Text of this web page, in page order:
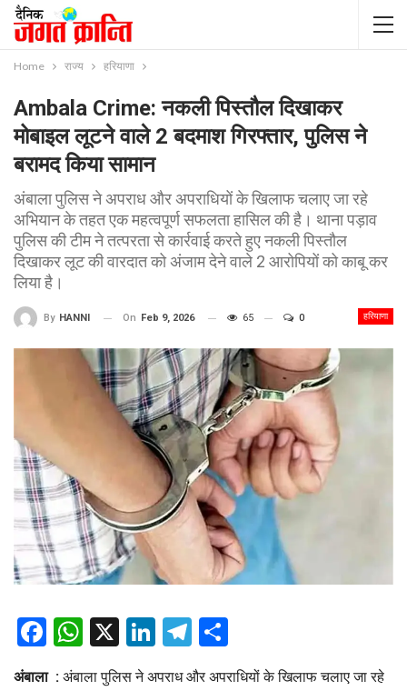
Home राज्य हरियाणा
Ambala Crime: नकली पिस्तौल दिखाकर
मोबाइल लूटने वाले 2 बदमाश गिरफ्तार, पुलिस ने
बरामद किया सामान
अंबाला पुलिस ने अपराध और अपराधियों के खिलाफ चलाए जा रहे
अभियान के तहत एक महत्वपूर्ण सफलता हासिल की है। थाना पड़ाव
पुलिस की टीम ने तत्परता से कार्रवाई करते हुए नकली पिस्तौल
दिखाकर लूट की वारदात को अंजाम देने वाले 2 आरोपियों को काबू कर
लिया है।
हरियाणा
By HANNI On Feb 9, 2026 65 0
Facebook
WhatsApp
X LinkedIn
Telegram
अंबाला : अंबाला पुलिस ने अपराध और अपराधियों के खिलाफ चलाए जा रहे